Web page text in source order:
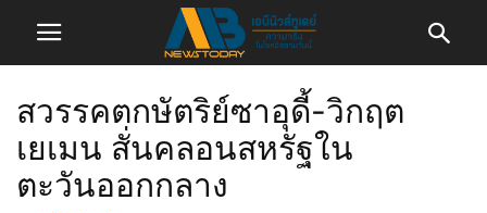
สวรรคตกษัตริย์ซาอุดี้-วิกฤต
เยเมน สั่นคลอนสหรัฐใน
ตะวันออกกลาง